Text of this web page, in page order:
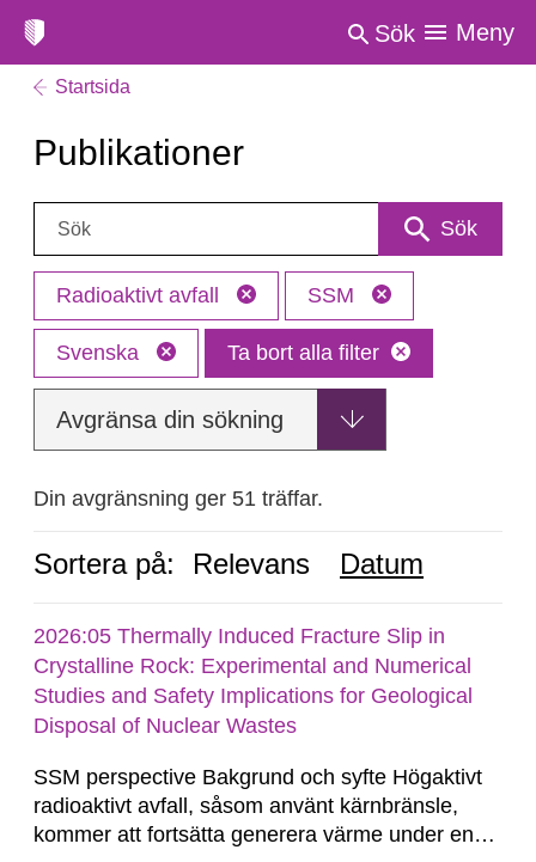
Sök Meny
Startsida
Publikationer
Sök: Sök
Radioaktivt avfall SSM
Svenska Ta bort alla filter
Avgränsa din sökning
Din avgränsning ger 51 träffar.
Sortera på: Relevans Datum
2026:05 Thermally Induced Fracture Slip in
Crystalline Rock: Experimental and Numerical
Studies and Safety Implications for Geological
Disposal of Nuclear Wastes
SSM perspective Bakgrund och syfte Högaktivt
radioaktivt avfall, såsom använt kärnbränsle,
kommer att fortsätta generera värme under en